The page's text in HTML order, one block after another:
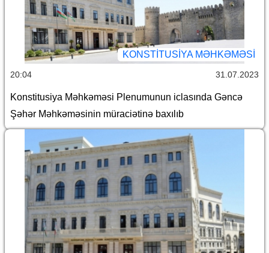
KONSTITUSIYA MƏHKƏMƏSI
20:04 31.07.2023
Konstitusiya Məhkəməsi Plenumunun iclasında Gəncə
Şəhər Məhkəməsinin müraciətinə baxılıb